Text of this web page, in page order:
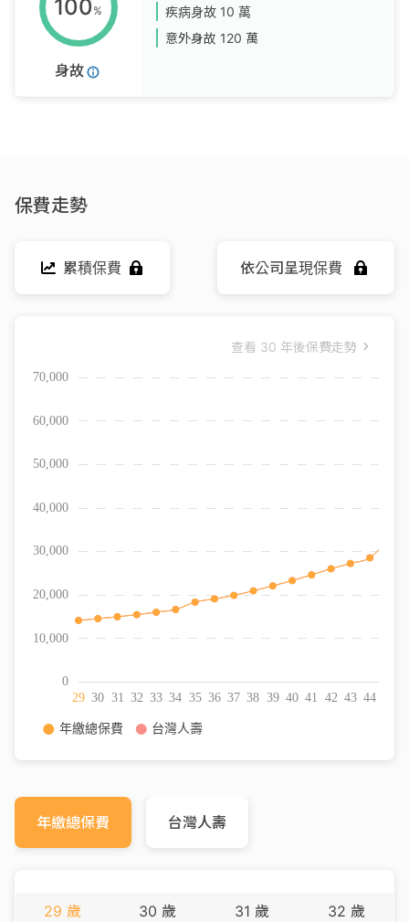
100 %
身故
疾病身故 10 萬
意外身故 120 萬
保費走勢
累積保費 依公司呈現保費
查看 30 年後保費走勢
年繳總保費 台灣人壽
29 歲 30 歲 31 歲 32 歲